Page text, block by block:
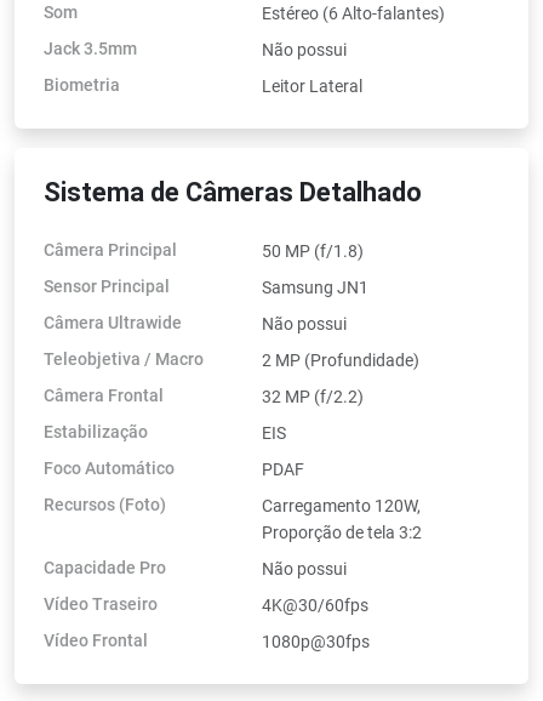
Som
Estéreo (6 Alto-falantes)
Jack 3.5mm
Não possui
Biometria
Leitor Lateral
Sistema de Câmeras Detalhado
Câmera Principal
50 MP (f/1.8)
Sensor Principal
Samsung JN1
Câmera Ultrawide
Não possui
Teleobjetiva / Macro
2 MP (Profundidade)
Câmera Frontal
32 MP (f/2.2)
Estabilização
EIS
Foco Automático
PDAF
Recursos (Foto)
Carregamento 120W,
Proporção de tela 3:2
Capacidade Pro
Não possui
Vídeo Traseiro
4K@30/60fps
Vídeo Frontal
1080p@30fps